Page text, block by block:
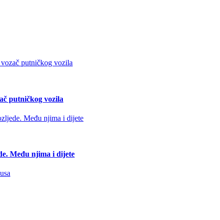
putničkog vozila
Među njima i dijete